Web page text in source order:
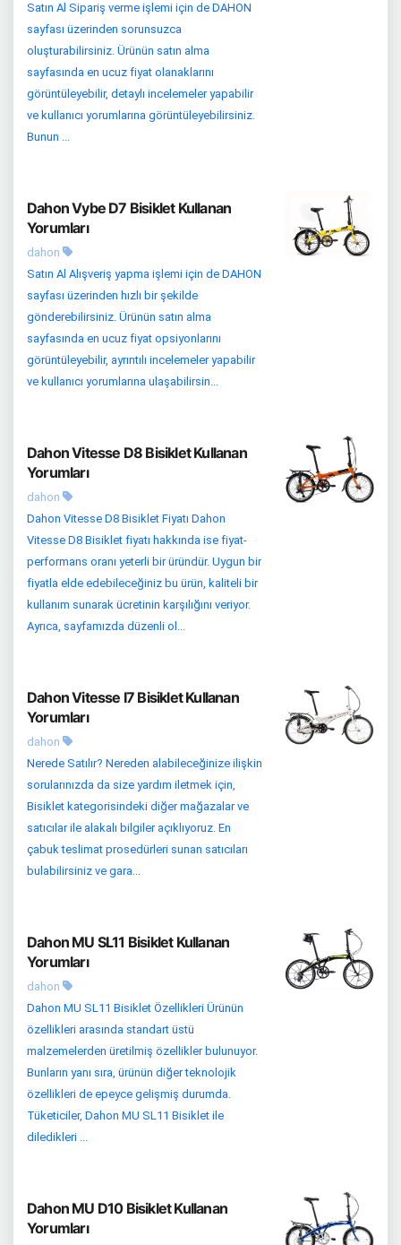
Satın Al Sipariş verme işlemi için de DAHON
sayfası üzerinden sorunsuzca
oluşturabilirsiniz. Ürünün satın alma
sayfasında en ucuz fiyat olanaklarını
görüntüleyebilir, detaylı incelemeler yapabilir
ve kullanıcı yorumlarına görüntüleyebilirsiniz.
Bunun ...
Dahon Vybe D7 Bisiklet Kullanan
Yorumları
dahon
Satın Al Alışveriş yapma işlemi için de DAHON
sayfası üzerinden hızlı bir şekilde
gönderebilirsiniz. Ürünün satın alma
sayfasında en ucuz fiyat opsiyonlarını
görüntüleyebilir, ayrıntılı incelemeler yapabilir
ve kullanıcı yorumlarına ulaşabilirsin...
Dahon Vitesse D8 Bisiklet Kullanan
Yorumları
dahon
Dahon Vitesse D8 Bisiklet Fiyatı Dahon
Vitesse D8 Bisiklet fiyatı hakkında ise fiyat-
performans oranı yeterli bir üründür. Uygun bir
fiyatla elde edebileceğiniz bu ürün, kaliteli bir
kullanım sunarak ücretinin karşılığını veriyor.
Ayrıca, sayfamızda düzenli ol...
Dahon Vitesse I7 Bisiklet Kullanan
Yorumları
dahon
Nerede Satılır? Nereden alabileceğinize ilişkin
sorularınızda da size yardım iletmek için,
Bisiklet kategorisindeki diğer mağazalar ve
satıcılar ile alakalı bilgiler açıklıyoruz. En
çabuk teslimat prosedürleri sunan satıcıları
bulabilirsiniz ve gara...
Dahon MU SL11 Bisiklet Kullanan
Yorumları
dahon
Dahon MU SL11 Bisiklet Özellikleri Ürünün
özellikleri arasında standart üstü
malzemelerden üretilmiş özellikler bulunuyor.
Bunların yanı sıra, ürünün diğer teknolojik
özellikleri de epeyce gelişmiş durumda.
Tüketiciler, Dahon MU SL11 Bisiklet ile
diledikleri ...
Dahon MU D10 Bisiklet Kullanan
Yorumları